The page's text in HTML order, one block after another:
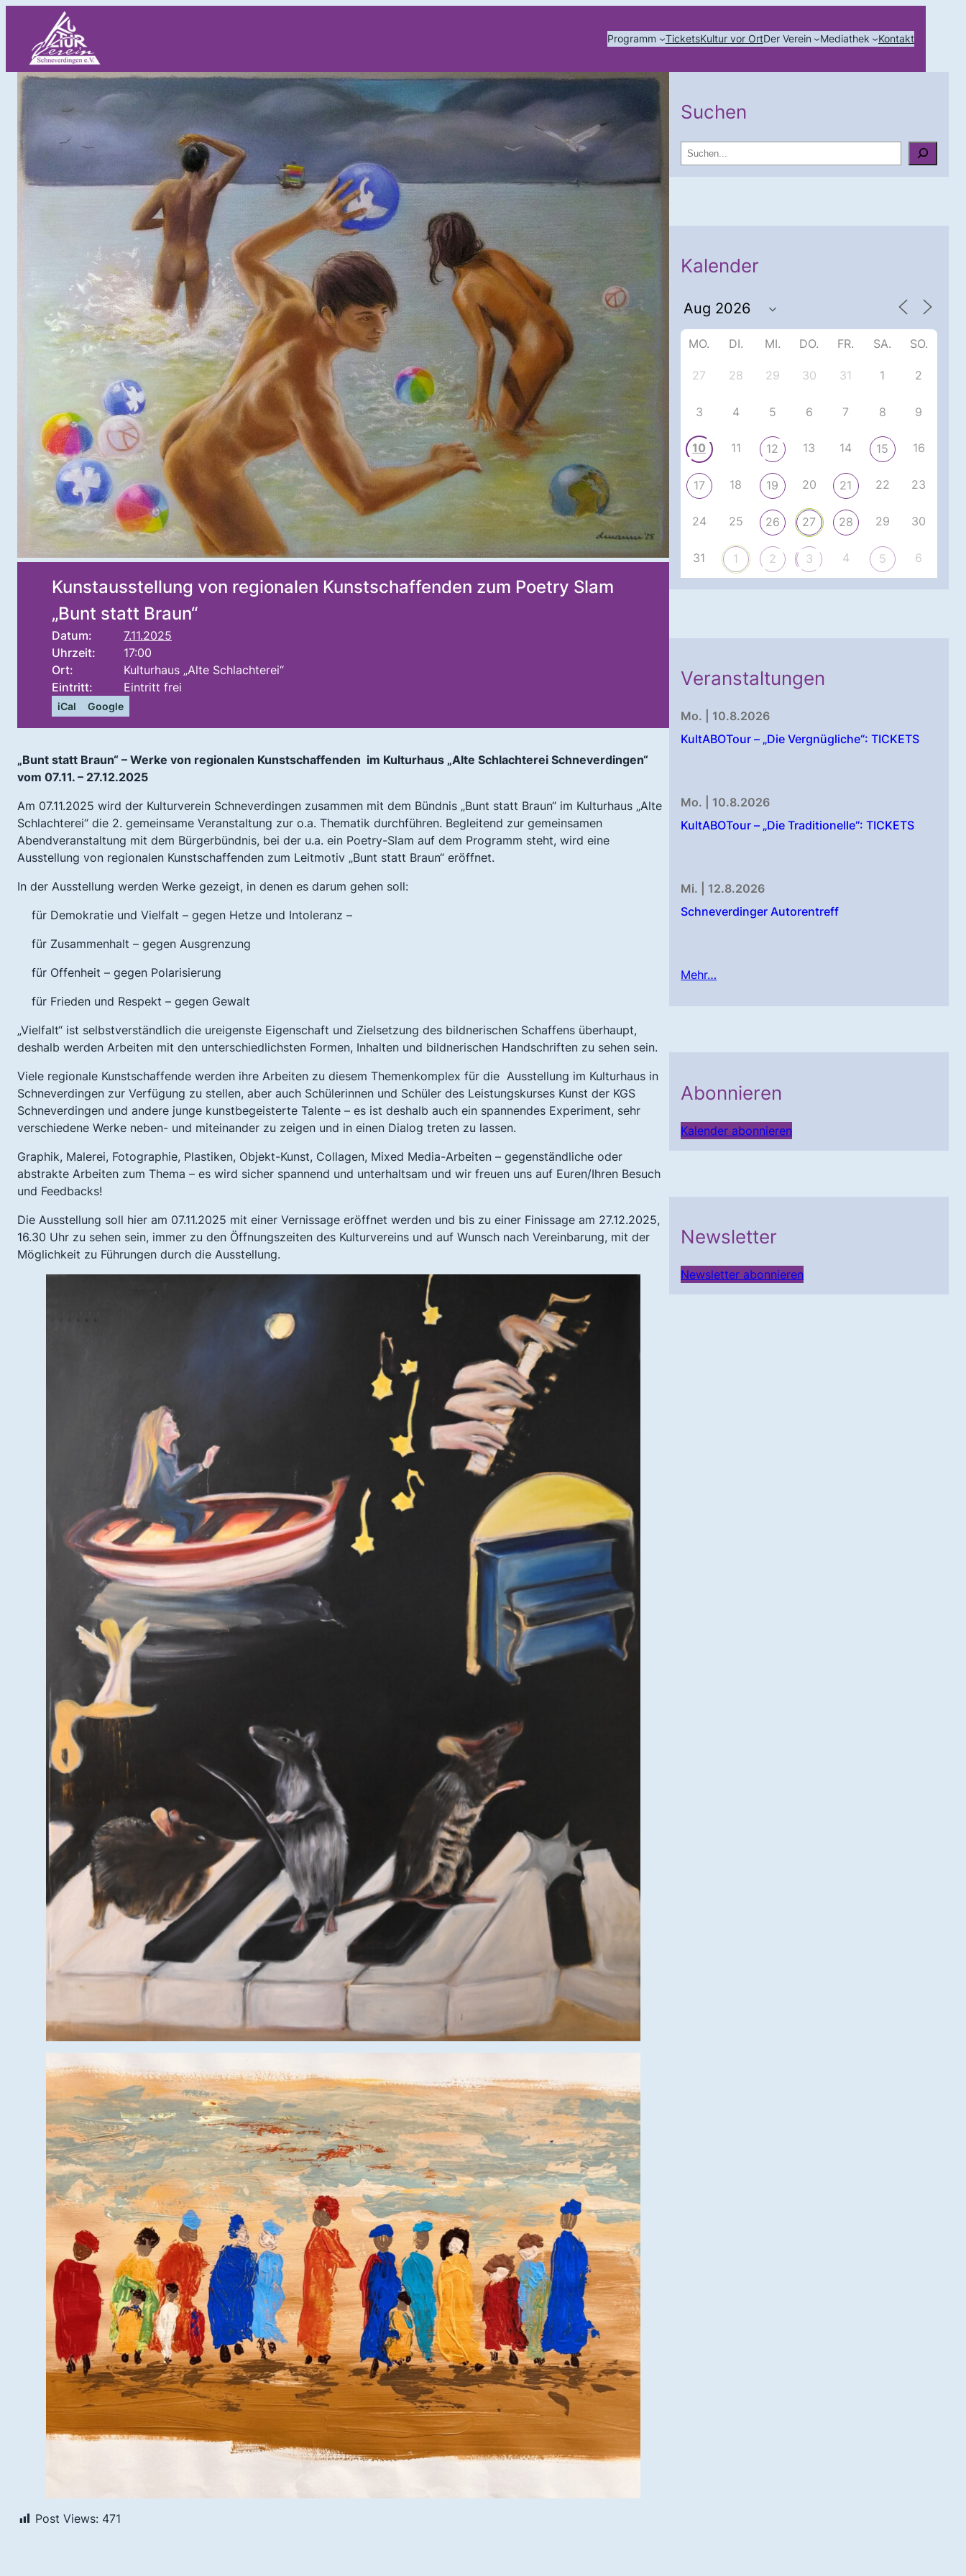
Programm TicketsKultur vor OrtDer Verein Mediathek Kontakt
Kunstausstellung von regionalen Kunstschaffenden zum Poetry Slam
„Bunt statt Braun“
Datum:
7.11.2025
Uhrzeit:
17:00
Ort:
Kulturhaus „Alte Schlachterei“
Eintritt:
Eintritt frei
iCal Google
„Bunt statt Braun“ – Werke von regionalen Kunstschaffenden im Kulturhaus „Alte Schlachterei Schneverdingen“
vom 07.11. – 27.12.2025
Am 07.11.2025 wird der Kulturverein Schneverdingen zusammen mit dem Bündnis „Bunt statt Braun“ im Kulturhaus „Alte
Schlachterei“ die 2. gemeinsame Veranstaltung zur o.a. Thematik durchführen. Begleitend zur gemeinsamen
Abendveranstaltung mit dem Bürgerbündnis, bei der u.a. ein Poetry-Slam auf dem Programm steht, wird eine
Ausstellung von regionalen Kunstschaffenden zum Leitmotiv „Bunt statt Braun“ eröffnet.
In der Ausstellung werden Werke gezeigt, in denen es darum gehen soll:
für Demokratie und Vielfalt – gegen Hetze und Intoleranz –
für Zusammenhalt – gegen Ausgrenzung
für Offenheit – gegen Polarisierung
für Frieden und Respekt – gegen Gewalt
„Vielfalt“ ist selbstverständlich die ureigenste Eigenschaft und Zielsetzung des bildnerischen Schaffens überhaupt,
deshalb werden Arbeiten mit den unterschiedlichsten Formen, Inhalten und bildnerischen Handschriften zu sehen sein.
Viele regionale Kunstschaffende werden ihre Arbeiten zu diesem Themenkomplex für die Ausstellung im Kulturhaus in
Schneverdingen zur Verfügung zu stellen, aber auch Schülerinnen und Schüler des Leistungskurses Kunst der KGS
Schneverdingen und andere junge kunstbegeisterte Talente – es ist deshalb auch ein spannendes Experiment, sehr
verschiedene Werke neben- und miteinander zu zeigen und in einen Dialog treten zu lassen.
Graphik, Malerei, Fotographie, Plastiken, Objekt-Kunst, Collagen, Mixed Media-Arbeiten – gegenständliche oder
abstrakte Arbeiten zum Thema – es wird sicher spannend und unterhaltsam und wir freuen uns auf Euren/Ihren Besuch
und Feedbacks!
Die Ausstellung soll hier am 07.11.2025 mit einer Vernissage eröffnet werden und bis zu einer Finissage am 27.12.2025,
16.30 Uhr zu sehen sein, immer zu den Öffnungszeiten des Kulturvereins und auf Wunsch nach Vereinbarung, mit der
Möglichkeit zu Führungen durch die Ausstellung.
Post Views: 471
Suchen
u
Kalender
MO. DI. MI. DO. FR. SA. SO.
27 28 29 30 31 1 2
3 4 5 6 7 8 9
10 11 12 13 14 15 16
17 18 19 20 21 22 23
24 25 26 27 28 29 30
31 1 2 3 4 5 6
Veranstaltungen
Mo. | 10.8.2026
KultABOTour – „Die Vergnügliche“: TICKETS
Mo. | 10.8.2026
KultABOTour – „Die Traditionelle“: TICKETS
Mi. | 12.8.2026
Schneverdinger Autorentreff
Mehr…
Abonnieren
Kalender abonnieren
Newsletter
Newsletter abonnieren